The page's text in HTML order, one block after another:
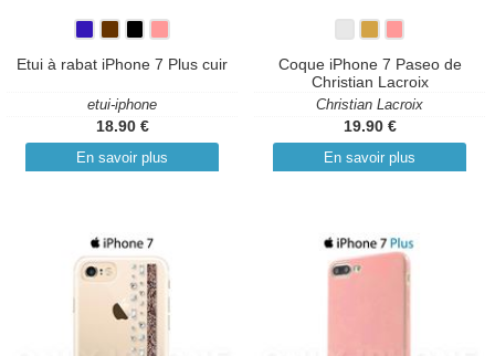
Etui à rabat iPhone 7 Plus cuir
etui-iphone
18.90 €
En savoir plus
Coque iPhone 7 Paseo de
Christian Lacroix
Christian Lacroix
19.90 €
En savoir plus